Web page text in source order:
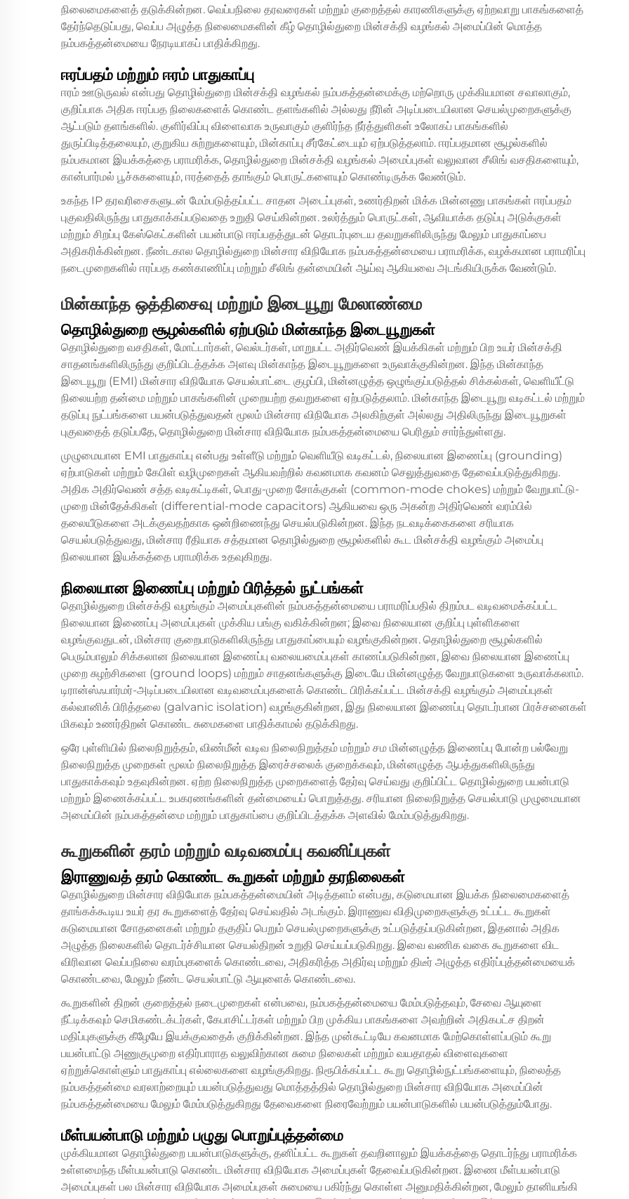
நிலைமைகளைத் தடுக்கின்றன. வெப்பநிலை தரவரைகள் மற்றும் குறைத்தல் காரணிகளுக்கு ஏற்றவாறு பாகங்களைத்
தேர்ந்தெடுப்பது, வெப்ப அழுத்த நிலைமைகளின் கீழ் தொழில்துறை மின்சக்தி வழங்கல் அமைப்பின் மொத்த
நம்பகத்தன்மையை நேரடியாகப் பாதிக்கிறது.
ஈரப்பதம் மற்றும் ஈரம் பாதுகாப்பு
ஈரம் ஊடுருவல் என்பது தொழில்துறை மின்சக்தி வழங்கல் நம்பகத்தன்மைக்கு மற்றொரு முக்கியமான சவாலாகும்,
குறிப்பாக அதிக ஈரப்பத நிலைகளைக் கொண்ட தளங்களில் அல்லது நீரின் அடிப்படையிலான செயல்முறைகளுக்கு
ஆட்படும் தளங்களில். குளிர்விப்பு விளைவாக உருவாகும் குளிர்ந்த நீர்த்துளிகள் உலோகப் பாகங்களில்
துருப்பிடித்தலையும், குறுகிய சுற்றுகளையும், மின்காப்பு சீர்கேட்டையும் ஏற்படுத்தலாம். ஈரப்பதமான சூழல்களில்
நம்பகமான இயக்கத்தை பராமரிக்க, தொழில்துறை மின்சக்தி வழங்கல் அமைப்புகள் வலுவான சீலிங் வசதிகளையும்,
கான்பார்மல் பூச்சுகளையும், ஈரத்தைத் தாங்கும் பொருட்களையும் கொண்டிருக்க வேண்டும்.
உகந்த IP தரவரிசைகளுடன் மேம்படுத்தப்பட்ட சாதன அடைப்புகள், உணர்திறன் மிக்க மின்னணு பாகங்கள் ஈரப்பதம்
புகுவதிலிருந்து பாதுகாக்கப்படுவதை உறுதி செய்கின்றன. உலர்த்தும் பொருட்கள், ஆவியாக்க தடுப்பு அடுக்குகள்
மற்றும் சிறப்பு கேஸ்கெட்களின் பயன்பாடு ஈரப்பதத்துடன் தொடர்புடைய தவறுகளிலிருந்து மேலும் பாதுகாப்பை
அதிகரிக்கின்றன. நீண்டகால தொழில்துறை மின்சார விநியோக நம்பகத்தன்மையை பராமரிக்க, வழக்கமான பராமரிப்பு
நடைமுறைகளில் ஈரப்பத கண்காணிப்பு மற்றும் சீலிங் தன்மையின் ஆய்வு ஆகியவை அடங்கியிருக்க வேண்டும்.
மின்காந்த ஒத்திசைவு மற்றும் இடையூறு மேலாண்மை
தொழில்துறை சூழல்களில் ஏற்படும் மின்காந்த இடையூறுகள்
தொழில்துறை வசதிகள், மோட்டார்கள், வெல்டர்கள், மாறுபட்ட அதிர்வெண் இயக்கிகள் மற்றும் பிற உயர் மின்சக்தி
சாதனங்களிலிருந்து குறிப்பிடத்தக்க அளவு மின்காந்த இடையூறுகளை உருவாக்குகின்றன. இந்த மின்காந்த
இடையூறு (EMI) மின்சார விநியோக செயல்பாட்டை குழப்பி, மின்னழுத்த ஒழுங்குப்படுத்தல் சிக்கல்கள், வெளியீட்டு
நிலையற்ற தன்மை மற்றும் பாகங்களின் முறையற்ற தவறுகளை ஏற்படுத்தலாம். மின்காந்த இடையூறு வடிகட்டல் மற்றும்
தடுப்பு நுட்பங்களை பயன்படுத்துவதன் மூலம் மின்சார விநியோக அலகிற்குள் அல்லது அதிலிருந்து இடையூறுகள்
புகுவதைத் தடுப்பதே, தொழில்துறை மின்சார விநியோக நம்பகத்தன்மையை பெரிதும் சார்ந்துள்ளது.
முழுமையான EMI பாதுகாப்பு என்பது உள்ளீடு மற்றும் வெளியீடு வடிகட்டல், நிலையான இணைப்பு (grounding)
ஏற்பாடுகள் மற்றும் கேபிள் வழிமுறைகள் ஆகியவற்றில் கவனமாக கவனம் செலுத்துவதை தேவைப்படுத்துகிறது.
அதிக அதிர்வெண் சத்த வடிகட்டிகள், பொது-முறை சோக்குகள் (common-mode chokes) மற்றும் வேறுபாட்டு-
முறை மின்தேக்கிகள் (differential-mode capacitors) ஆகியவை ஒரு அகன்ற அதிர்வெண் வரம்பில்
தலையீடுகளை அடக்குவதற்காக ஒன்றிணைந்து செயல்படுகின்றன. இந்த நடவடிக்கைகளை சரியாக
செயல்படுத்துவது, மின்சார ரீதியாக சத்தமான தொழில்துறை சூழல்களில் கூட மின்சக்தி வழங்கும் அமைப்பு
நிலையான இயக்கத்தை பராமரிக்க உதவுகிறது.
நிலையான இணைப்பு மற்றும் பிரித்தல் நுட்பங்கள்
தொழில்துறை மின்சக்தி வழங்கும் அமைப்புகளின் நம்பகத்தன்மையை பராமரிப்பதில் திறம்பட வடிவமைக்கப்பட்ட
நிலையான இணைப்பு அமைப்புகள் முக்கிய பங்கு வகிக்கின்றன; இவை நிலையான குறிப்பு புள்ளிகளை
வழங்குவதுடன், மின்சார குறைபாடுகளிலிருந்து பாதுகாப்பையும் வழங்குகின்றன. தொழில்துறை சூழல்களில்
பெரும்பாலும் சிக்கலான நிலையான இணைப்பு வலையமைப்புகள் காணப்படுகின்றன, இவை நிலையான இணைப்பு
முறை சுழற்சிகளை (ground loops) மற்றும் சாதனங்களுக்கு இடையே மின்னழுத்த வேறுபாடுகளை உருவாக்கலாம்.
டிரான்ஸ்ஃபார்மர்-அடிப்படையிலான வடிவமைப்புகளைக் கொண்ட பிரிக்கப்பட்ட மின்சக்தி வழங்கும் அமைப்புகள்
கல்வானிக் பிரித்தலை (galvanic isolation) வழங்குகின்றன, இது நிலையான இணைப்பு தொடர்பான பிரச்சனைகள்
மிகவும் உணர்திறன் கொண்ட சுமைகளை பாதிக்காமல் தடுக்கிறது.
ஒரே புள்ளியில் நிலைநிறுத்தம், விண்மீன் வடிவ நிலைநிறுத்தம் மற்றும் சம மின்னழுத்த இணைப்பு போன்ற பல்வேறு
நிலைநிறுத்த முறைகள் மூலம் நிலைநிறுத்த இரைச்சலைக் குறைக்கவும், மின்னழுத்த ஆபத்துகளிலிருந்து
பாதுகாக்கவும் உதவுகின்றன. ஏற்ற நிலைநிறுத்த முறைகளைத் தேர்வு செய்வது குறிப்பிட்ட தொழில்துறை பயன்பாடு
மற்றும் இணைக்கப்பட்ட உபகரணங்களின் தன்மையைப் பொறுத்தது. சரியான நிலைநிறுத்த செயல்பாடு முழுமையான
அமைப்பின் நம்பகத்தன்மை மற்றும் பாதுகாப்பை குறிப்பிடத்தக்க அளவில் மேம்படுத்துகிறது.
கூறுகளின் தரம் மற்றும் வடிவமைப்பு கவனிப்புகள்
இராணுவத் தரம் கொண்ட கூறுகள் மற்றும் தரநிலைகள்
தொழில்துறை மின்சார விநியோக நம்பகத்தன்மையின் அடித்தளம் என்பது, கடுமையான இயக்க நிலைமைகளைத்
தாங்கக்கூடிய உயர் தர கூறுகளைத் தேர்வு செய்வதில் அடங்கும். இராணுவ விதிமுறைகளுக்கு உட்பட்ட கூறுகள்
கடுமையான சோதனைகள் மற்றும் தகுதிப் பெறும் செயல்முறைகளுக்கு உட்படுத்தப்படுகின்றன, இதனால் அதிக
அழுத்த நிலைகளில் தொடர்ச்சியான செயல்திறன் உறுதி செய்யப்படுகிறது. இவை வணிக வகை கூறுகளை விட
விரிவான வெப்பநிலை வரம்புகளைக் கொண்டவை, அதிகரித்த அதிர்வு மற்றும் திடீர் அழுத்த எதிர்ப்புத்தன்மையைக்
கொண்டவை, மேலும் நீண்ட செயல்பாட்டு ஆயுளைக் கொண்டவை.
கூறுகளின் திறன் குறைத்தல் நடைமுறைகள் என்பவை, நம்பகத்தன்மையை மேம்படுத்தவும், சேவை ஆயுளை
நீட்டிக்கவும் செமிகண்டக்டர்கள், கேபாசிட்டர்கள் மற்றும் பிற முக்கிய பாகங்களை அவற்றின் அதிகபட்ச திறன்
மதிப்புகளுக்கு கீழேயே இயக்குவதைக் குறிக்கின்றன. இந்த முன்கூட்டியே கவனமாக மேற்கொள்ளப்படும் கூறு
பயன்பாட்டு அணுகுமுறை எதிர்பாராத வலுவிற்கான சுமை நிலைகள் மற்றும் வயதாதல் விளைவுகளை
ஏற்றுக்கொள்ளும் பாதுகாப்பு எல்லைகளை வழங்குகிறது. நிரூபிக்கப்பட்ட கூறு தொழில்நுட்பங்களையும், நிலைத்த
நம்பகத்தன்மை வரலாற்றையும் பயன்படுத்துவது மொத்தத்தில் தொழில்துறை மின்சார விநியோக அமைப்பின்
நம்பகத்தன்மையை மேலும் மேம்படுத்துகிறது தேவைகளை நிரைவேற்றும் பயன்பாடுகளில் பயன்படுத்தும்போது.
மீள்பயன்பாடு மற்றும் பழுது பொறுப்புத்தன்மை
முக்கியமான தொழில்துறை பயன்பாடுகளுக்கு, தனிப்பட்ட கூறுகள் தவறினாலும் இயக்கத்தை தொடர்ந்து பராமரிக்க
உள்ளமைந்த மீள்பயன்பாடு கொண்ட மின்சார விநியோக அமைப்புகள் தேவைப்படுகின்றன. இணை மீள்பயன்பாடு
அமைப்புகள் பல மின்சார விநியோக அமைப்புகள் சுமையை பகிர்ந்து கொள்ள அனுமதிக்கின்றன, மேலும் தானியங்கி